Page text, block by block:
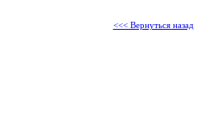
<<< Вернуться назад